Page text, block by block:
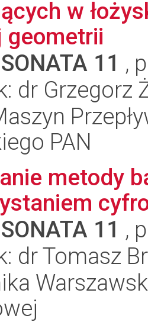
w
geometrii
SONATA 11 ,
dr Grzegorz
PAN
metody
SONATA 11 ,
dr Tomasz